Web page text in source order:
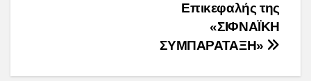
Επικεφαλής της
«ΣΙΦΝΑΪΚΗ
ΣΥΜΠΑΡΑΤΑΞΗ»